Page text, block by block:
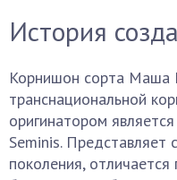
История
Корнишон сорта Маша
транснациональной
оригинатором
Seminis. Представляет
поколения,